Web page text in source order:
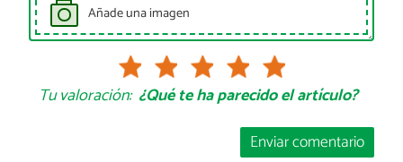
Añade una imagen
Tu valoración: ¿Qué te ha parecido el artículo?
Enviar comentario